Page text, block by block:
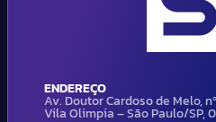
ENDEREÇO
Av. Doutor Cardoso de Melo,
Vila Olimpia – São Paulo/SP,